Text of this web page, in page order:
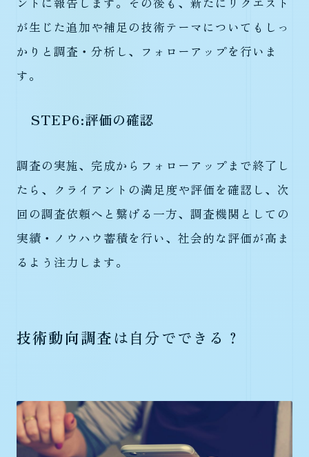
ントに報告します。その後も、新たにリクエスト
が生じた追加や補足の技術テーマについてもしっ
かりと調査・分析し、フォローアップを行いま
す。
STEP6:評価の確認
調査の実施、完成からフォローアップまで終了し
たら、クライアントの満足度や評価を確認し、次
回の調査依頼へと繋げる一方、調査機関としての
実績・ノウハウ蓄積を行い、社会的な評価が高ま
るよう注力します。
技術動向調査 は自分でできる？